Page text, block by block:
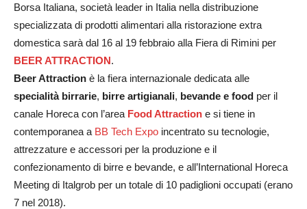
Borsa Italiana, società leader in Italia nella distribuzione
specializzata di prodotti alimentari alla ristorazione extra
domestica sarà dal 16 al 19 febbraio alla Fiera di Rimini per
BEER ATTRACTION.
Beer Attraction è la fiera internazionale dedicata alle
specialità birrarie, birre artigianali, bevande e food per il
canale Horeca con l’area Food Attraction e si tiene in
contemporanea a BB Tech Expo incentrato su tecnologie,
attrezzature e accessori per la produzione e il
confezionamento di birre e bevande, e all’International Horeca
Meeting di Italgrob per un totale di 10 padiglioni occupati (erano
7 nel 2018).